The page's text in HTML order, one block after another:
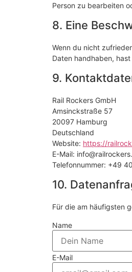
Person zu bearbeiten
8. Eine
Wenn du nicht
Daten handhaben,
9.
Rail Rockers GmbH
Amsinckstraße 57
20097 Hamburg
Deutschland
Website: https://
E-Mail: info@
Telefonnummer: +49
10.
Für die am häufigsten
Name
E-Mail